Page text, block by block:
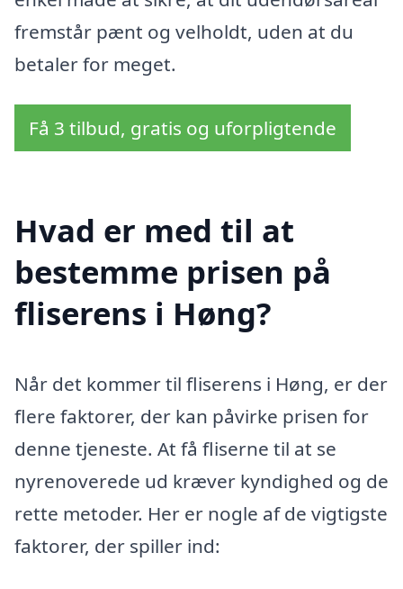
fremstår pænt og velholdt, uden at du
betaler for meget.
Få 3 tilbud, gratis og uforpligtende
Hvad er med til at
bestemme prisen på
fliserens i Høng?
Når det kommer til fliserens i Høng, er der
flere faktorer, der kan påvirke prisen for
denne tjeneste. At få fliserne til at se
nyrenoverede ud kræver kyndighed og de
rette metoder. Her er nogle af de vigtigste
faktorer, der spiller ind: